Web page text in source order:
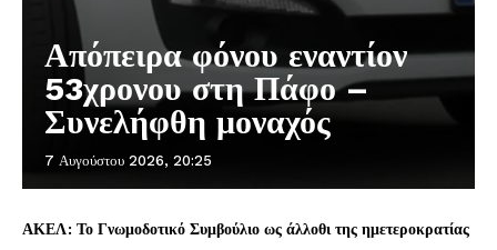
Απόπειρα φόνου εναντίον
53χρονου στη Πάφο –
Συνελήφθη μοναχός
7 Αυγούστου 2026, 20:25
ΑΚΕΛ: Το Γνωμοδοτικό Συμβούλιο ως άλλοθι της ημετεροκρατίας